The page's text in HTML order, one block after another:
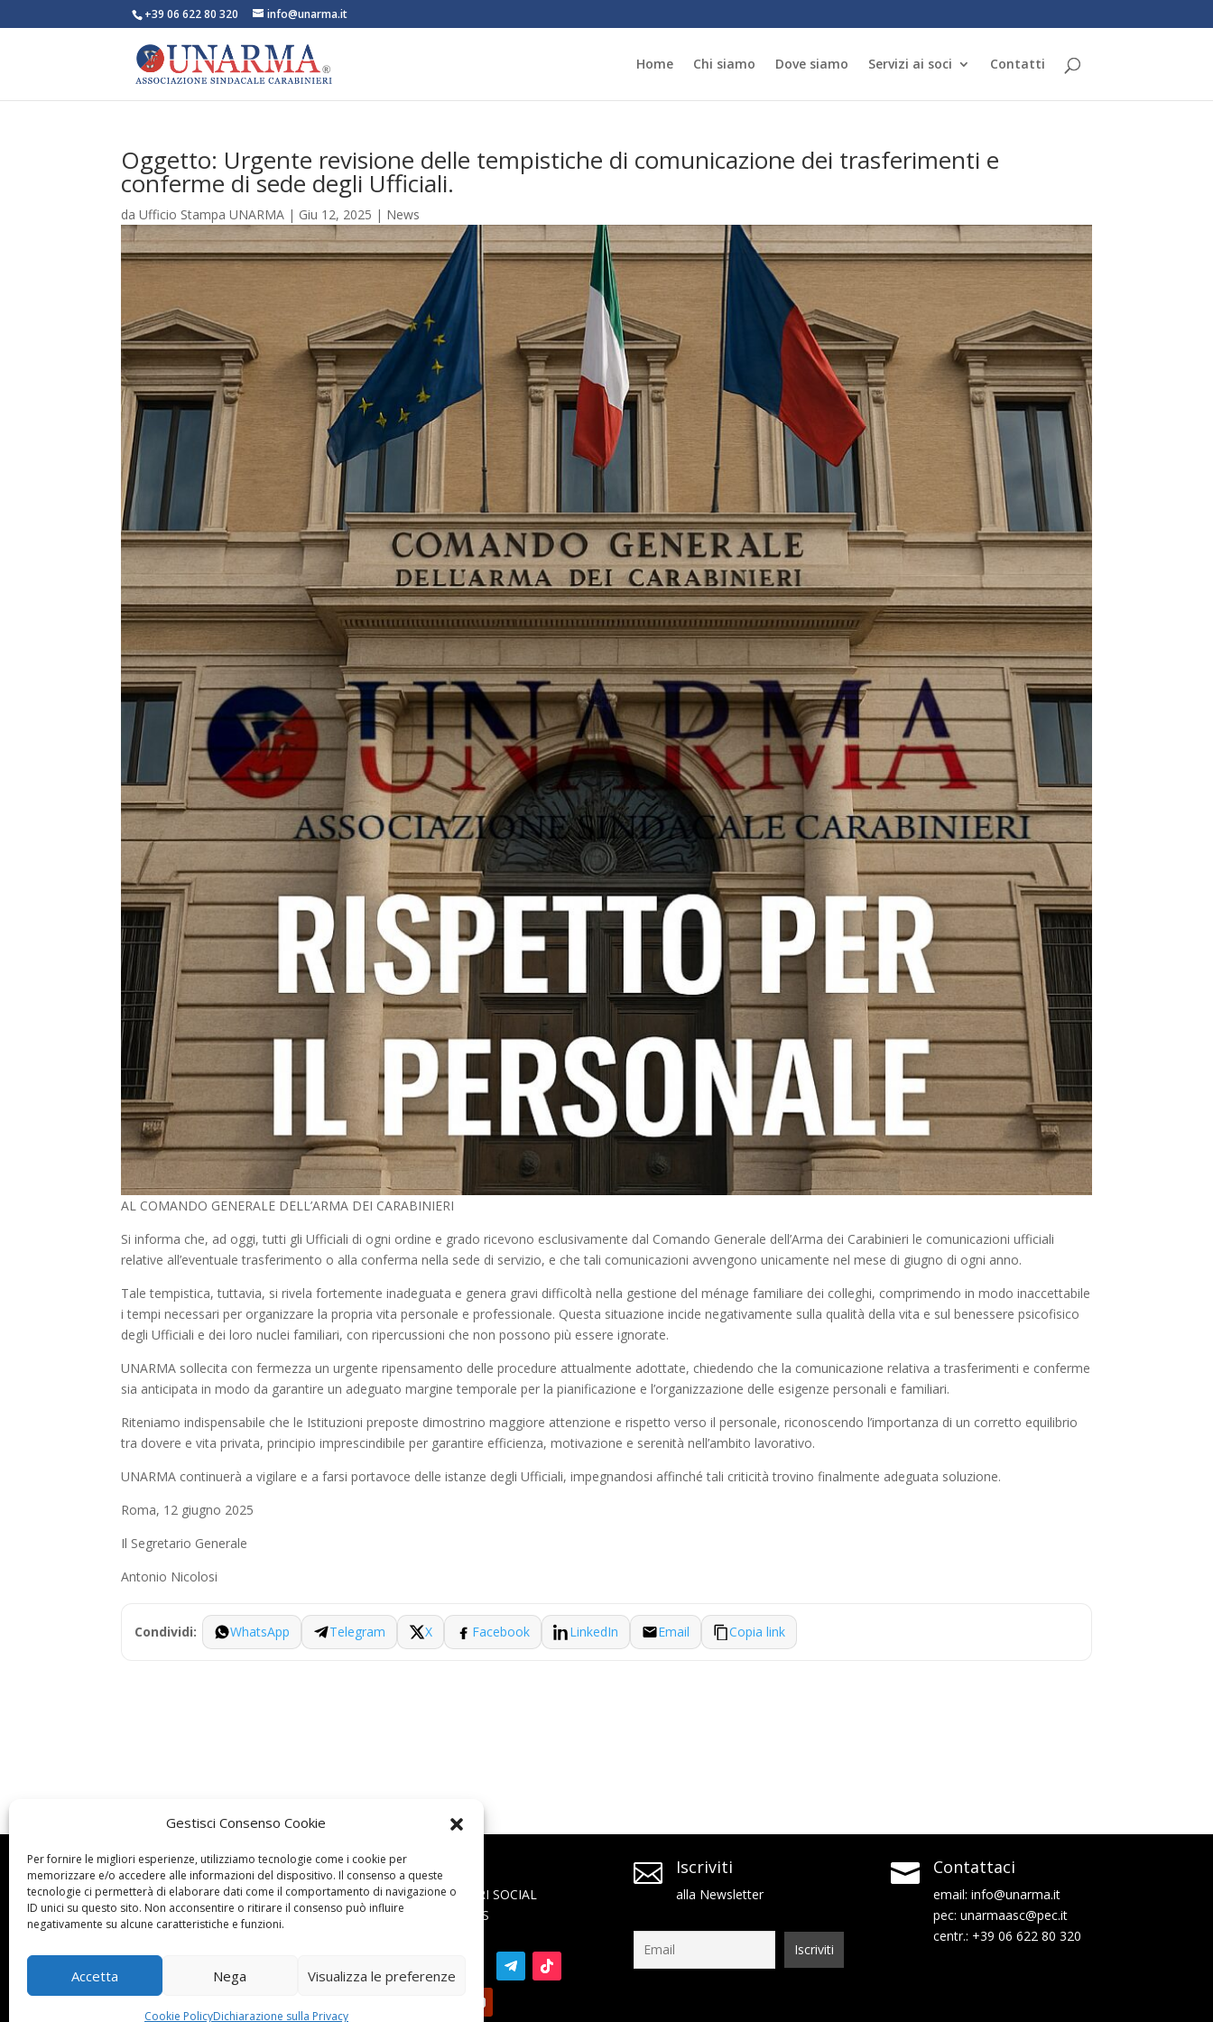
Gestisci Consenso Cookie
Per fornire le migliori esperienze, utilizziamo tecnologie come i cookie per
memorizzare e/o accedere alle informazioni del dispositivo. Il consenso a queste
tecnologie ci permetterà di elaborare dati come il comportamento di navigazione o
ID unici su questo sito. Non acconsentire o ritirare il consenso può influire
negativamente su alcune caratteristiche e funzioni.
Accetta Nega Visualizza le preferenze
Cookie PolicyDichiarazione sulla Privacy
+39 06 622 80 320 info@unarma.it
Home Chi siamo Dove siamo Servizi ai soci Contatti
Oggetto: Urgente revisione delle tempistiche di comunicazione dei trasferimenti e
conferme di sede degli Ufficiali.
daUfficio Stampa UNARMA | Giu 12, 2025 | News
AL COMANDO GENERALE DELL’ARMA DEI CARABINIERI
Si informa che, ad oggi, tutti gli Ufficiali di ogni ordine e grado ricevono esclusivamente dal Comando Generale dell’Arma dei Carabinieri le comunicazioni ufficiali
relative all’eventuale trasferimento o alla conferma nella sede di servizio, e che tali comunicazioni avvengono unicamente nel mese di giugno di ogni anno.
Tale tempistica, tuttavia, si rivela fortemente inadeguata e genera gravi difficoltà nella gestione del ménage familiare dei colleghi, comprimendo in modo inaccettabile
i tempi necessari per organizzare la propria vita personale e professionale. Questa situazione incide negativamente sulla qualità della vita e sul benessere psicofisico
degli Ufficiali e dei loro nuclei familiari, con ripercussioni che non possono più essere ignorate.
UNARMA sollecita con fermezza un urgente ripensamento delle procedure attualmente adottate, chiedendo che la comunicazione relativa a trasferimenti e conferme
sia anticipata in modo da garantire un adeguato margine temporale per la pianificazione e l’organizzazione delle esigenze personali e familiari.
Riteniamo indispensabile che le Istituzioni preposte dimostrino maggiore attenzione e rispetto verso il personale, riconoscendo l’importanza di un corretto equilibrio
tra dovere e vita privata, principio imprescindibile per garantire efficienza, motivazione e serenità nell’ambito lavorativo.
UNARMA continuerà a vigilare e a farsi portavoce delle istanze degli Ufficiali, impegnandosi affinché tali criticità trovino finalmente adeguata soluzione.
Roma, 12 giugno 2025
Il Segretario Generale
Antonio Nicolosi
Condividi: WhatsApp Telegram X Facebook LinkedIn Email Copia link
 Dove siamo
UNARMA ASC
Via del Pigneto
c.f.: 96430430585
 SEGUICI
SUI NOSTRI SOCIAL
NETWORKS
 Iscriviti
alla Newsletter
 Contattaci
email: info@unarma.it
pec: unarmaasc@pec.it
centr.: +39 06 622 80 320